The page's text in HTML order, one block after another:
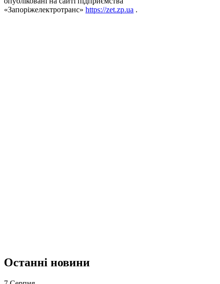
«Запоріжелектротранс» https://zet.zp.ua .
Останні новини